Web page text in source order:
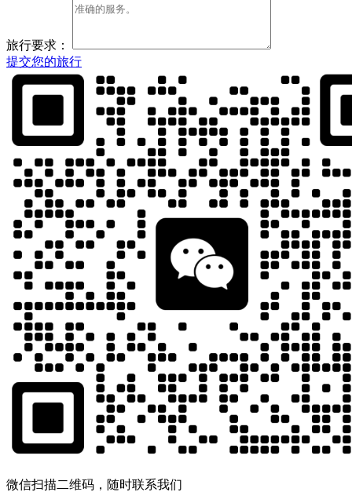
旅行要求：
提交您的旅行
微信扫描二维码，随时联系我们